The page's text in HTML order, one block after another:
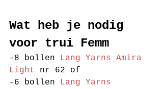
Wat heb je nodig
voor trui Femm
-8 bollen Lang Yarns Amira
Light
nr 62 of
-6 bollen Lang Yarns